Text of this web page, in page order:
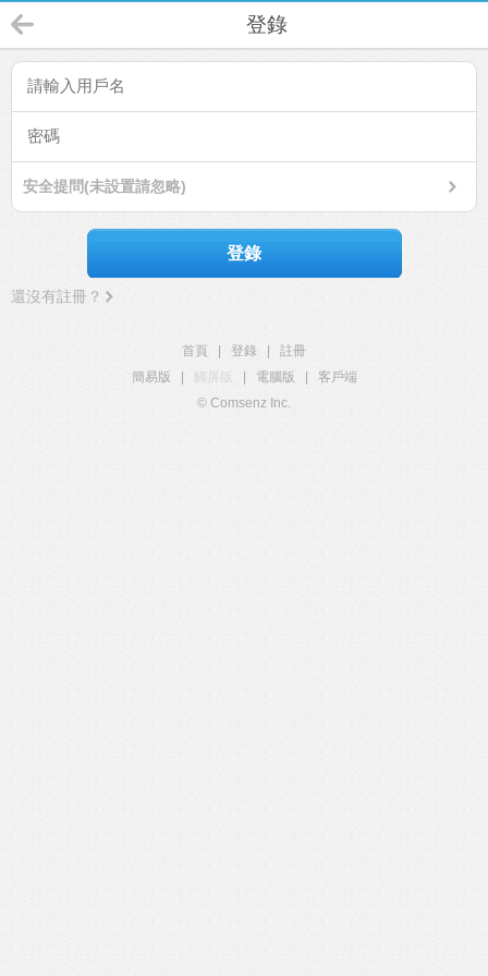
登錄
安全提問(未設置請忽略)
登錄
還沒有註冊？
首頁 登錄
註冊
簡易版
觸屏版 電腦版
客戶端
© Comsenz Inc.